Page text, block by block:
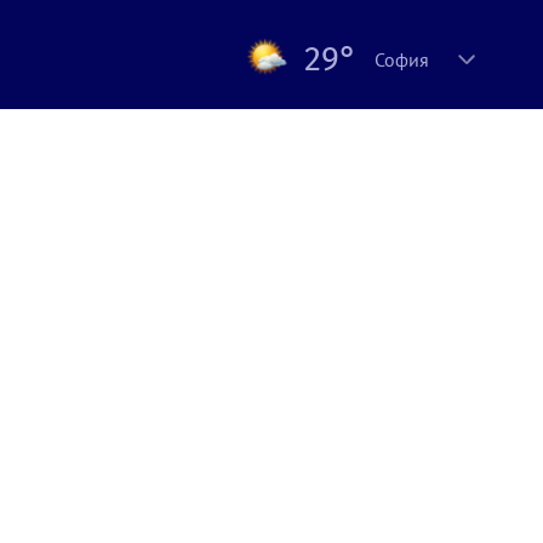
29° София